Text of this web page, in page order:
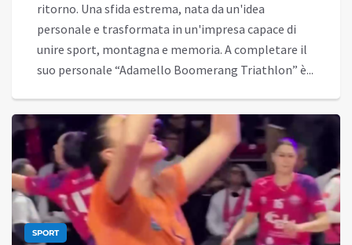
ritorno. Una sfida estrema, nata da un'idea
personale e trasformata in un'impresa capace di
unire sport, montagna e memoria. A completare il
suo personale “Adamello Boomerang Triathlon” è...
SPORT